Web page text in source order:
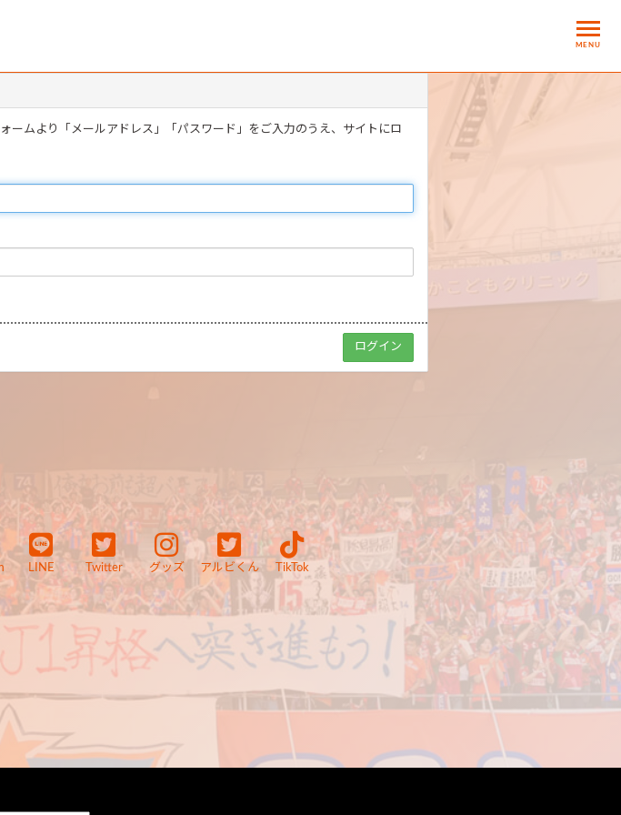
MENU
ムより「メールアドレス」「パスワード」をご入力のうえ、サイトにロ
LINE Twitter グッズ アルビくん TikTok